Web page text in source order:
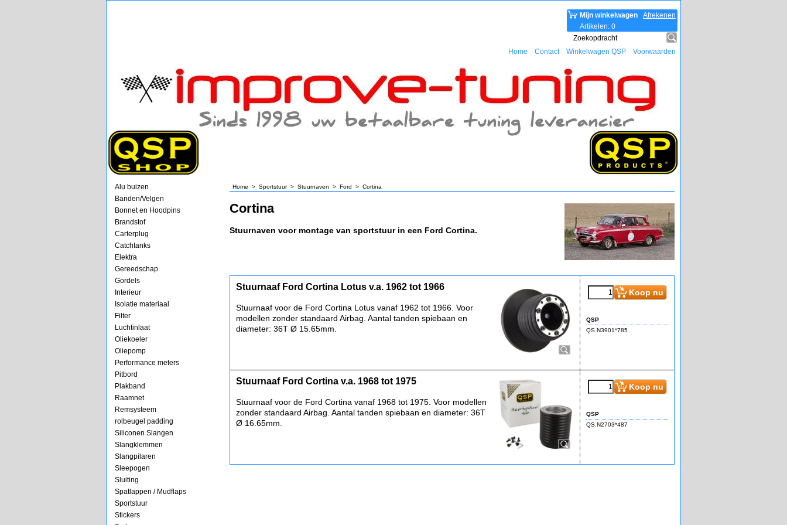
Afrekenen
Mijn winkelwagen
Artikelen: 0
Home Contact Winkelwagen QSP Voorwaarden
Alu buizen
Banden/Velgen
Bonnet en Hoodpins
Brandstof
Carterplug
Catchtanks
Elektra
Gereedschap
Gordels
Interieur
Isolatie materiaal
Filter
Luchtinlaat
Oliekoeler
Oliepomp
Performance meters
Pitbord
Plakband
Raamnet
Remsysteem
rolbeugel padding
Siliconen Slangen
Slangklemmen
Slangpilaren
Sleepogen
Sluiting
Spatlappen / Mudflaps
Sportstuur
Stickers
Home > Sportstuur> Stuurnaven > Ford > Cortina
Cortina
Stuurnaven voor montage van sportstuur in een Ford Cortina.
Koop nu
QSP
QS.N3901*785
Stuurnaaf Ford Cortina Lotus v.a. 1962 tot 1966
Stuurnaaf voor de Ford Cortina Lotus vanaf 1962 tot 1966. Voor
modellen zonder standaard Airbag. Aantal tanden spiebaan en
diameter: 36T Ø 15.65mm.
Koop nu
QSP
QS.N2703*487
Stuurnaaf Ford Cortina v.a. 1968 tot 1975
Stuurnaaf voor de Ford Cortina vanaf 1968 tot 1975. Voor modellen
zonder standaard Airbag. Aantal tanden spiebaan en diameter: 36T
Ø 16.65mm.